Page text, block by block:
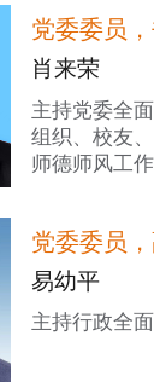
党委委员，
肖来荣
主持党委全
组织、校友
师德师风工作
党委委员，
易幼平
主持行政全面